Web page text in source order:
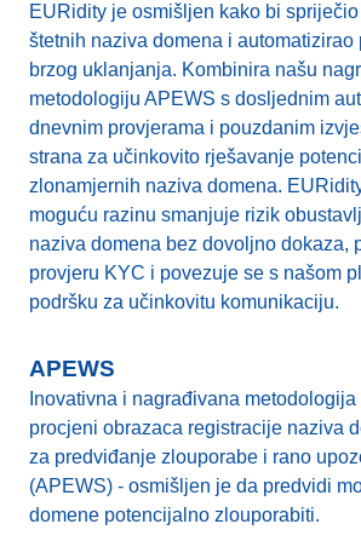
EURidity je osmišljen kako bi
štetnih naziva domena i automatizirao
brzog uklanjanja. Kombinira našu
metodologiju APEWS s dosljednim
dnevnim provjerama i pouzdanim
strana za učinkovito rješavanje
zlonamjernih naziva domena.
moguću razinu smanjuje rizik
naziva domena bez dovoljno dokaza,
provjeru KYC i povezuje se s našom
podršku za učinkovitu komunikaciju.
APEWS
Inovativna i nagrađivana
procjeni obrazaca registracije naziva
za predviđanje zlouporabe i rano
(APEWS) - osmišljen je da predvidi
domene potencijalno zlouporabiti.